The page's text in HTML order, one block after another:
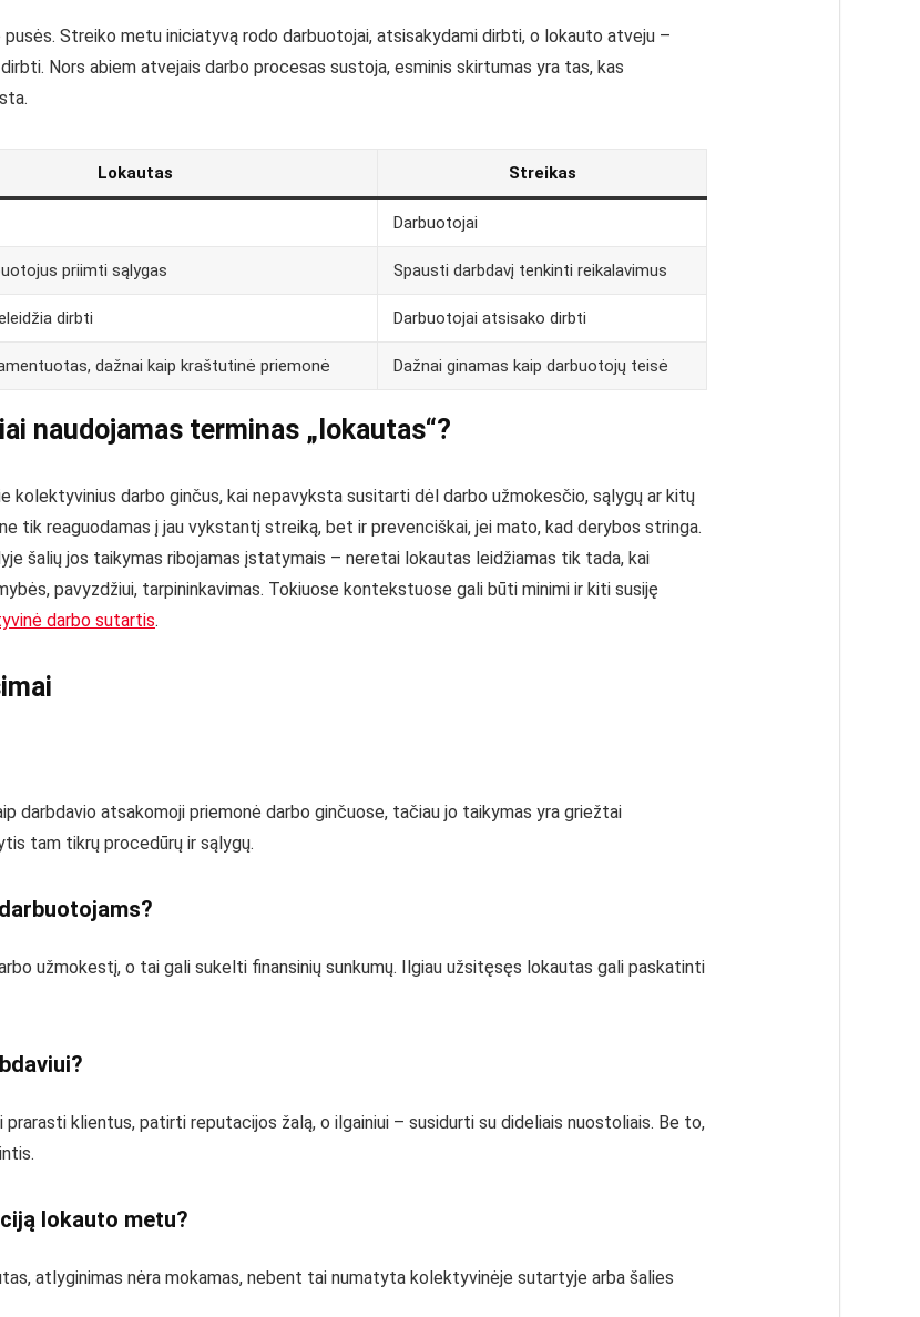
pusės. Streiko metu iniciatyvą rodo darbuotojai, atsisakydami dirbti, o lokauto atveju –
Nors abiem atvejais darbo procesas sustoja, esminis skirtumas yra tas, kas
Lokautas Streikas
Darbuotojai
priimti sąlygas Spausti darbdavį tenkinti reikalavimus
dirbti Darbuotojai atsisako dirbti
dažnai kaip kraštutinė priemonė Dažnai ginamas kaip darbuotojų teisė
naudojamas terminas „lokautas“?
kolektyvinius darbo ginčus, kai nepavyksta susitarti dėl darbo užmokesčio, sąlygų ar kitų
tik reaguodamas į jau vykstantį streiką, bet ir prevenciškai, jei mato, kad derybos stringa.
šalių jos taikymas ribojamas įstatymais – neretai lokautas leidžiamas tik tada, kai
pavyzdžiui, tarpininkavimas. Tokiuose kontekstuose gali būti minimi ir kiti susiję
darbo sutartis.
darbdavio atsakomoji priemonė darbo ginčuose, tačiau jo taikymas yra griežtai
tam tikrų procedūrų ir sąlygų.
užmokestį, o tai gali sukelti finansinių sunkumų. Ilgiau užsitęsęs lokautas gali paskatinti
prarasti klientus, patirti reputacijos žalą, o ilgainiui – susidurti su dideliais nuostoliais. Be to,
lokauto metu?
atlyginimas nėra mokamas, nebent tai numatyta kolektyvinėje sutartyje arba šalies